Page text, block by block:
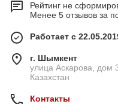
Рейтинг не
Менее 5 отзывов за
Работает с
г. Шымкент
улица Аскарова, дом
Казахстан
Контакты